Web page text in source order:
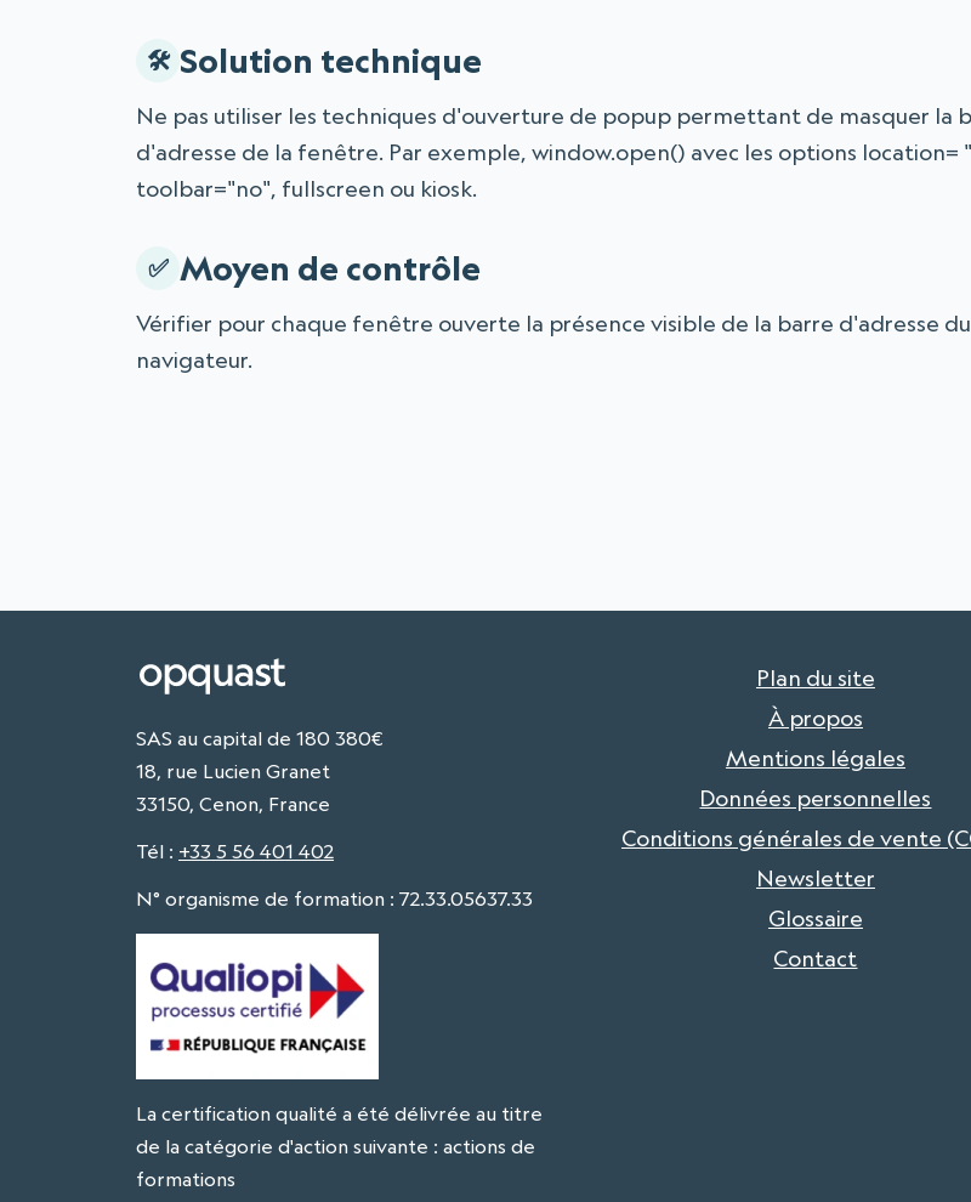
Solution technique
Ne pas utiliser les techniques d'ouverture de popup permettant de masquer la
d'adresse de la fenêtre. Par exemple, window.open() avec les options location=
toolbar="no", fullscreen ou kiosk.
Moyen de contrôle
Vérifier pour chaque fenêtre ouverte la présence visible de la barre d'adresse du
navigateur.
SAS au capital de 180 380€
18, rue Lucien Granet
33150, Cenon, France
Tél : +33 5 56 401 402
N° organisme de formation : 72.33.05637.33
La certification qualité a été délivrée au titre
de la catégorie d'action suivante : actions de
formations
Plan du site
À propos
Mentions légales
Données personnelles
Conditions générales de vente
Newsletter
Glossaire
Contact